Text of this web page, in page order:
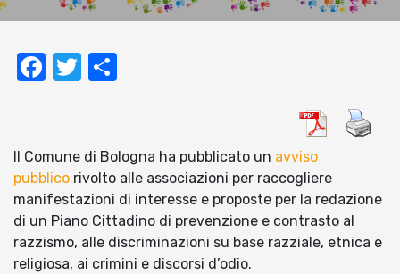
Facebook
Twitter
Il Comune di Bologna ha pubblicato un avviso
pubblico rivolto alle associazioni per raccogliere
manifestazioni di interesse e proposte per la redazione
di un Piano Cittadino di prevenzione e contrasto al
razzismo, alle discriminazioni su base razziale, etnica e
religiosa, ai crimini e discorsi d’odio.